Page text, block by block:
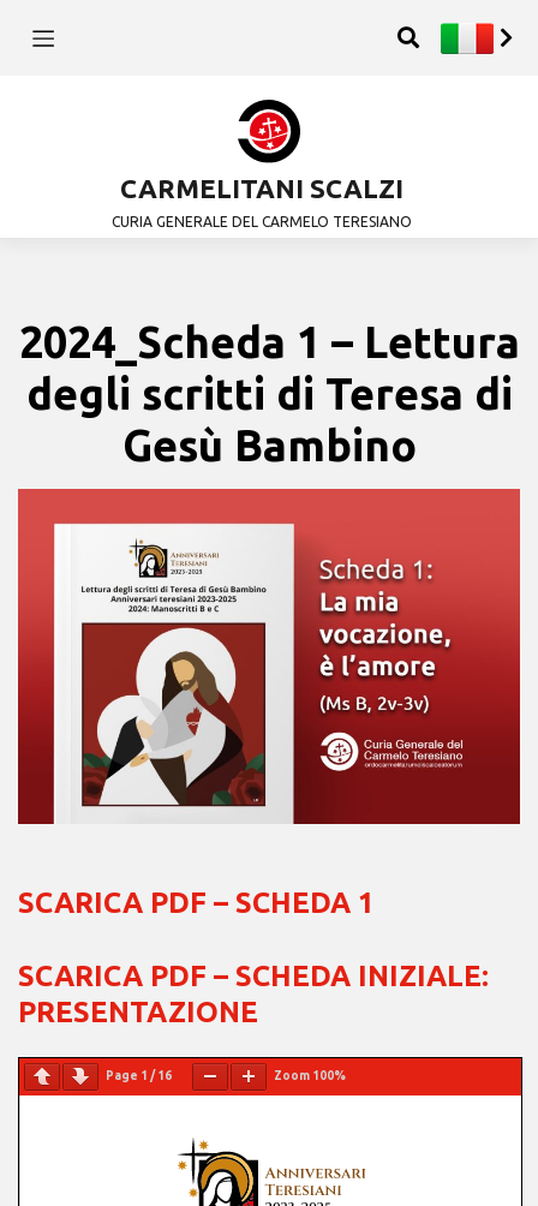
CARMELITANI SCALZI
CURIA GENERALE DEL CARMELO TERESIANO
2024_Scheda 1 – Lettura
degli scritti di Teresa di
Gesù Bambino
SCARICA PDF – SCHEDA 1
SCARICA PDF – SCHEDA INIZIALE:
PRESENTAZIONE
Page 1 /16 Zoom 100%